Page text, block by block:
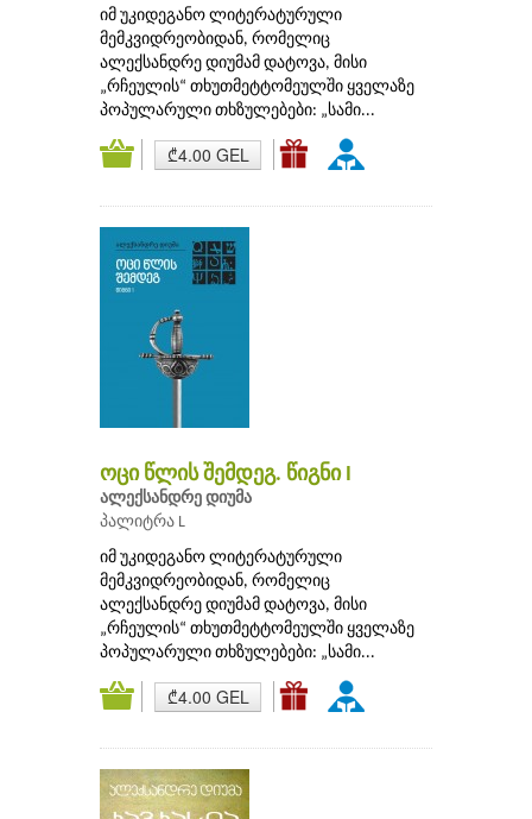
იმ უკიდეგანო ლიტერატურული
მემკვიდრეობიდან, რომელიც
ალექსანდრე დიუმამ დატოვა, მისი
„რჩეულის“ თხუთმეტტომეულში ყველაზე
პოპულარული თხზულებები: „სამი...
₾4.00 GEL
ოცი წლის შემდეგ. წიგნი I
ალექსანდრე დიუმა
პალიტრა L
იმ უკიდეგანო ლიტერატურული
მემკვიდრეობიდან, რომელიც
ალექსანდრე დიუმამ დატოვა, მისი
„რჩეულის“ თხუთმეტტომეულში ყველაზე
პოპულარული თხზულებები: „სამი...
₾4.00 GEL